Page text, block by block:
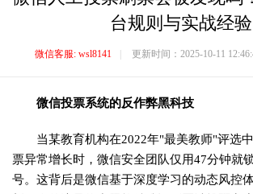
台规则与实战经验
微信客服: wsl8141 更新时间：2025-10-11
微信投票系统的反作弊黑科技
当某教育机构在2022年"最美教师"评选
票异常增长时，微信安全团队仅用47分钟就
号。这背后是微信基于深度学习的动态风